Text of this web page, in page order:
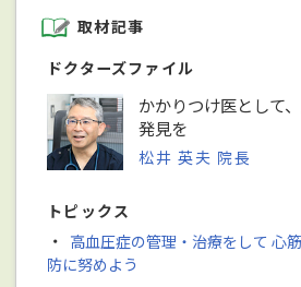
取材記事
ドクターズファイル
かかりつけ医として
発見を
松井 英夫 院長
トピックス
・ 高血圧症の管理・治療をして 心
防に努めよう